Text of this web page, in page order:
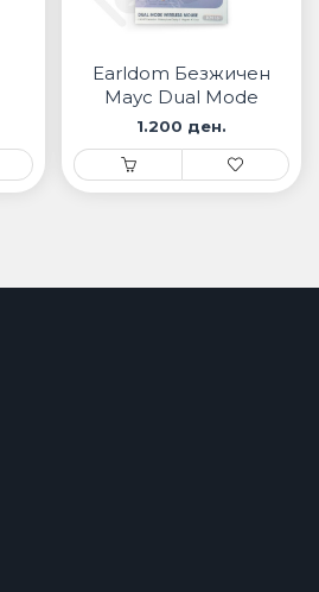
Earldom Безжичен
Маус Dual Mode
1.200 ден.